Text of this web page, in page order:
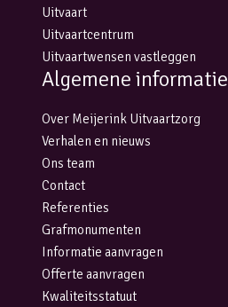
Uitvaart
Uitvaartcentrum
Uitvaartwensen vastleggen
Algemene informatie
Over Meijerink Uitvaartzorg
Verhalen en nieuws
Ons team
Contact
Referenties
Grafmonumenten
Informatie aanvragen
Offerte aanvragen
Kwaliteitsstatuut